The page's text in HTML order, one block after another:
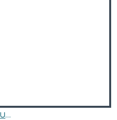
Adidasi copii model BEAUMONT